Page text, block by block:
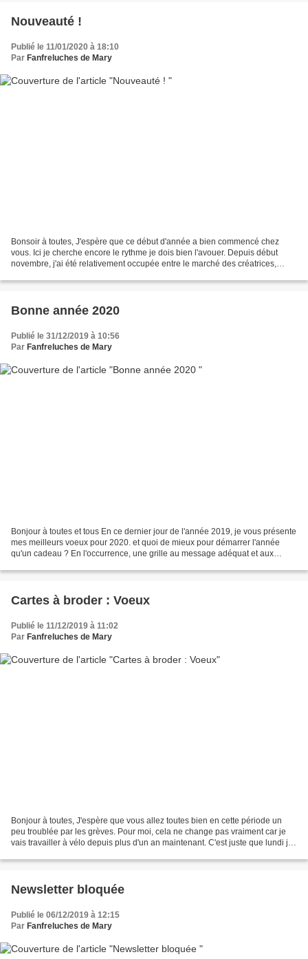
Nouveauté !
Publié le 11/01/2020 à 18:10
Par Fanfreluches de Mary
Bonsoir à toutes, J'espère que ce début d'année a bien commencé chez
vous. Ici je cherche encore le rythme je dois bien l'avouer. Depuis début
novembre, j'ai été relativement occupée entre le marché des créatrices,
Bonne année 2020
Publié le 31/12/2019 à 10:56
Par Fanfreluches de Mary
Bonjour à toutes et tous En ce dernier jour de l'année 2019, je vous présente
mes meilleurs voeux pour 2020. et quoi de mieux pour démarrer l'année
qu'un cadeau ? En l'occurrence, une grille au message adéquat et aux
Cartes à broder : Voeux
Publié le 11/12/2019 à 11:02
Par Fanfreluches de Mary
Bonjour à toutes, J'espère que vous allez toutes bien en cette période un
peu troublée par les grèves. Pour moi, cela ne change pas vraiment car je
vais travailler à vélo depuis plus d'un an maintenant. C'est juste que lundi je
Newsletter bloquée
Publié le 06/12/2019 à 12:15
Par Fanfreluches de Mary